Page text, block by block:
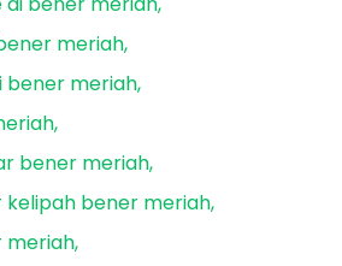
meriah
bener meriah
bener meriah
bener meriah
meriah